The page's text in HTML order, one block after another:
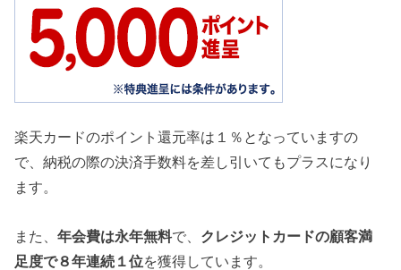
楽天カードのポイント還元率は１％となっていますの
で、納税の際の決済手数料を差し引いてもプラスになり
ます。
また、年会費は永年無料で、 クレジットカードの顧客満
足度で８年連続１位を獲得しています。